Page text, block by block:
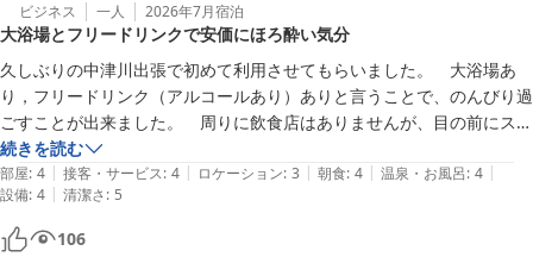
ビジネス 一人 2026年7月宿泊
大浴場とフリードリンクで安価にほろ酔い気分
久しぶりの中津川出張で初めて利用させてもらいました。　大浴場あ
り，フリードリンク（アルコールあり）ありと言うことで、のんびり過
ごすことが出来ました。　周りに飲食店はありませんが、目の前にスー
パーがあるので、総菜を買ってフリードリンク呑んで、安価にほろ酔い
気分で良かったと思いました。　またの機会があれば利用したいと思い
ます。
続きを読む
部屋: 4 | 接客・サービス: 4 | ロケーション: 3 | 朝食: 4 | 温泉・お風呂: 4 |
設備: 4 | 清潔さ: 5
106